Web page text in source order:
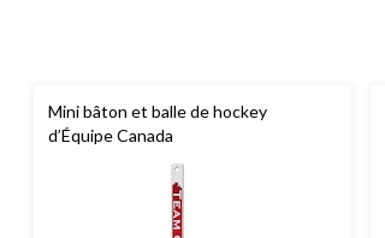
Mini bâton et balle de hockey
d’Équipe Canada